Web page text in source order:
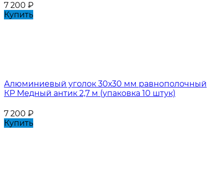
7 200 ₽
Купить
Алюминиевый уголок 30х30 мм равнополочный
КР Медный антик 2,7 м (упаковка 10 штук)
7 200 ₽
Купить